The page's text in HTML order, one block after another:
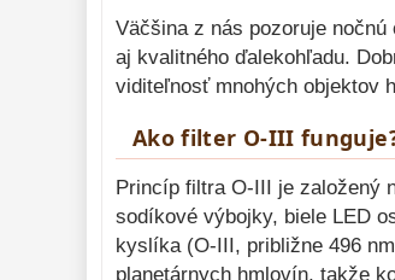
Komponenty
Binokulárne 286
videnie
Mikroskopy 93
Meteostanice
Väčšina z nás pozoruje
aj kvalitného ďalekohľadu.
viditeľnosť mnohých objektov
Ako filter O-III
Princíp filtra O-III je založený
sodíkové výbojky, biele LED
kyslíka (O-III, približne 496
planetárnych hmlovín, takže